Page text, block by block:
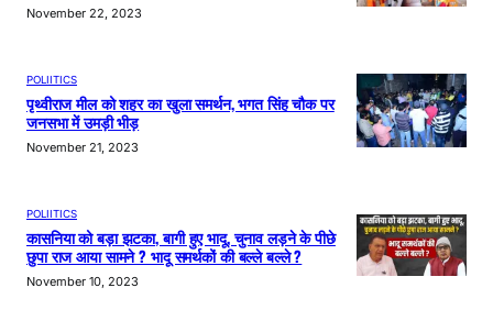
November 22, 2023
POLIITICS
पृथ्वीराज मील को शहर का खुला समर्थन, भगत सिंह चौक पर
जनसभा में उमड़ी भीड़
November 21, 2023
POLIITICS
कासनिया को बड़ा झटका, बागी हुए भादू, चुनाव लड़ने के पीछे
छुपा राज आया सामने ? भादू समर्थकों की बल्ले बल्ले ?
November 10, 2023